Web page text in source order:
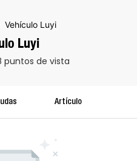
Vehículo Luyi
Luyi
puntos de vista
Artículo